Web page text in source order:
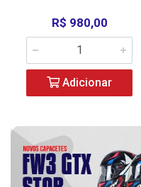
R$ 980,00
Adicionar